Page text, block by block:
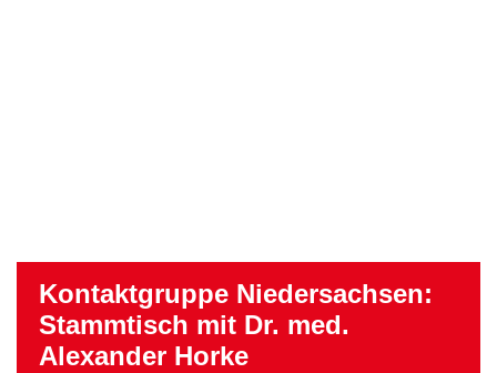
Kontaktgruppe Niedersachsen:
Stammtisch mit Dr. med.
Alexander Horke